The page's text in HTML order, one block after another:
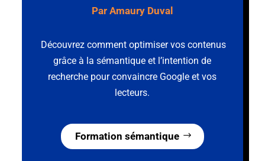
Par Amaury Duval
Découvrez comment optimiser vos contenus
grâce à la sémantique et l’intention de
recherche pour convaincre Google et vos
lecteurs.
Formation sémantique